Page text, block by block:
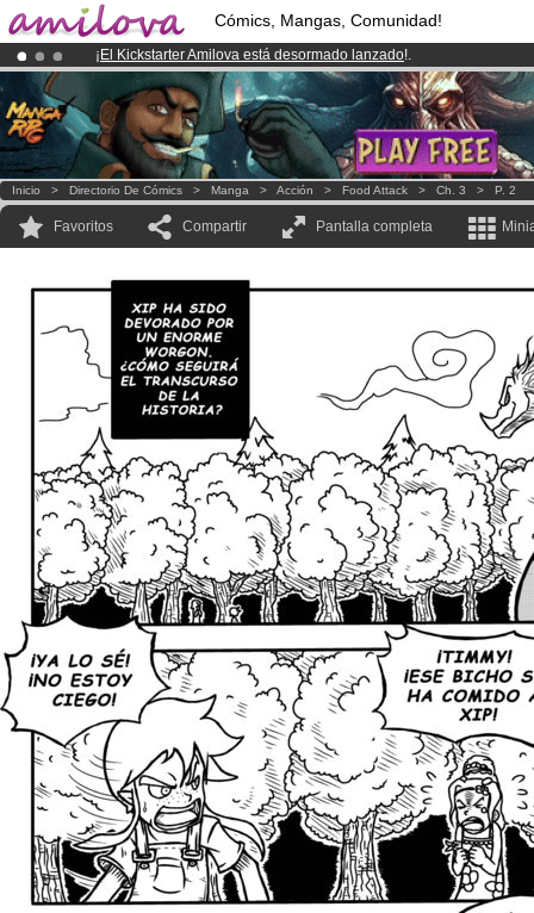
Cómics, Mangas, Comunidad!
¡ El Kickstarter Amilova está desormado lanzado!.
¡Ya tenemos 100000miembrosy 1000Cómics y Mangas!.
¡Conviertete en Premium por3.95 euros al mes!Hazte Premium ya
Inicio > Directorio De Cómics > Manga > Acción > Food Attack > Ch. 3 > P. 2
Favoritos Compartir Pantalla completa